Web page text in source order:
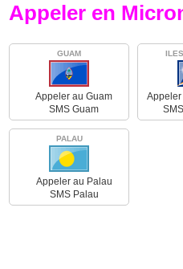
Appeler en
GUAM
Appeler au Guam
SMS Guam
Appeler
PALAU
Appeler au Palau
SMS Palau